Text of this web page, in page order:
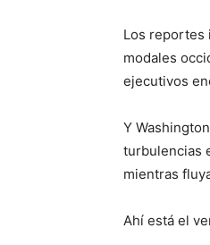
Los reportes
modales
ejecutivos
Y
turbulencias
mientras
Ahí está el